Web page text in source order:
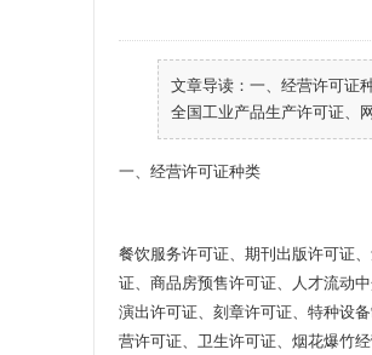
文章导读：一、经营许可证
全国工业产品生产许可证、
一、经营许可证种类
餐饮服务许可证、期刊出版许可证
证、商品房预售许可证、人才流动
演出许可证、刻章许可证、特种设
营许可证、卫生许可证、烟花爆竹